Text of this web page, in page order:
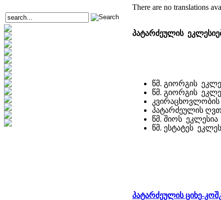
There are no translations
პატარძეულის
წმ. გიორგის
წმ. გიორგის
კვირაცხოვლობის
პატარძეულის
წმ. შიოს ეკლესია
წმ. ესტატეს
პატარძეულის ციხე-